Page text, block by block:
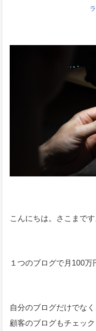
こんにちは。さこまです
１つのブログで月100万
自分のブログだけでなく
顧客のブログもチェック